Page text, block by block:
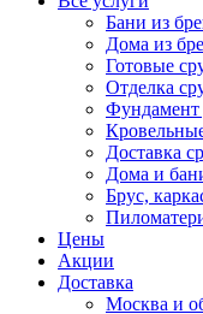
Бани из
Дома из
Готовые
Отделка
Фундамент
Доставка
Дома и
Брус,
Цены
Акции
Доставка
Москва и